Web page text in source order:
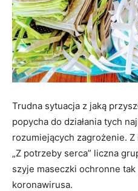
Warce
Trudna sytuacja z jaką
popycha do działania tych
rozumiejących zagrożenie.
„Z potrzeby serca” liczna
szyje maseczki ochronne
koronawirusa.